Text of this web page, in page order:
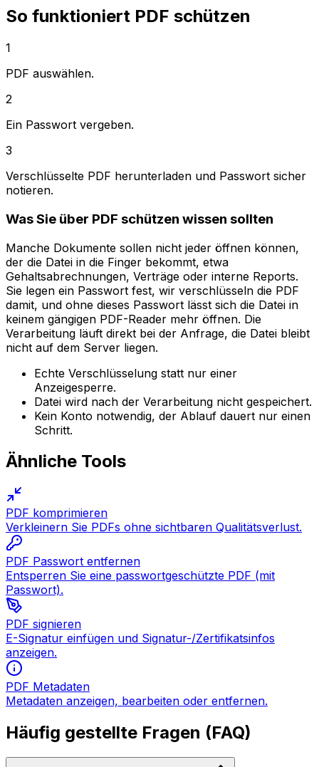
So funktioniert PDF schützen
1
PDF auswählen.
2
Ein Passwort vergeben.
3
Verschlüsselte PDF herunterladen und Passwort sicher
notieren.
Was Sie über PDF schützen wissen sollten
Manche Dokumente sollen nicht jeder öffnen können,
der die Datei in die Finger bekommt, etwa
Gehaltsabrechnungen, Verträge oder interne Reports.
Sie legen ein Passwort fest, wir verschlüsseln die PDF
damit, und ohne dieses Passwort lässt sich die Datei in
keinem gängigen PDF-Reader mehr öffnen. Die
Verarbeitung läuft direkt bei der Anfrage, die Datei bleibt
nicht auf dem Server liegen.
Echte Verschlüsselung statt nur einer
Anzeigesperre.
Datei wird nach der Verarbeitung nicht gespeichert.
Kein Konto notwendig, der Ablauf dauert nur einen
Schritt.
Ähnliche Tools
PDF komprimieren
Verkleinern Sie PDFs ohne sichtbaren Qualitätsverlust.
PDF Passwort entfernen
Entsperren Sie eine passwortgeschützte PDF (mit
Passwort).
PDF signieren
E-Signatur einfügen und Signatur-/Zertifikatsinfos
anzeigen.
PDF Metadaten
Metadaten anzeigen, bearbeiten oder entfernen.
Häufig gestellte Fragen (FAQ)